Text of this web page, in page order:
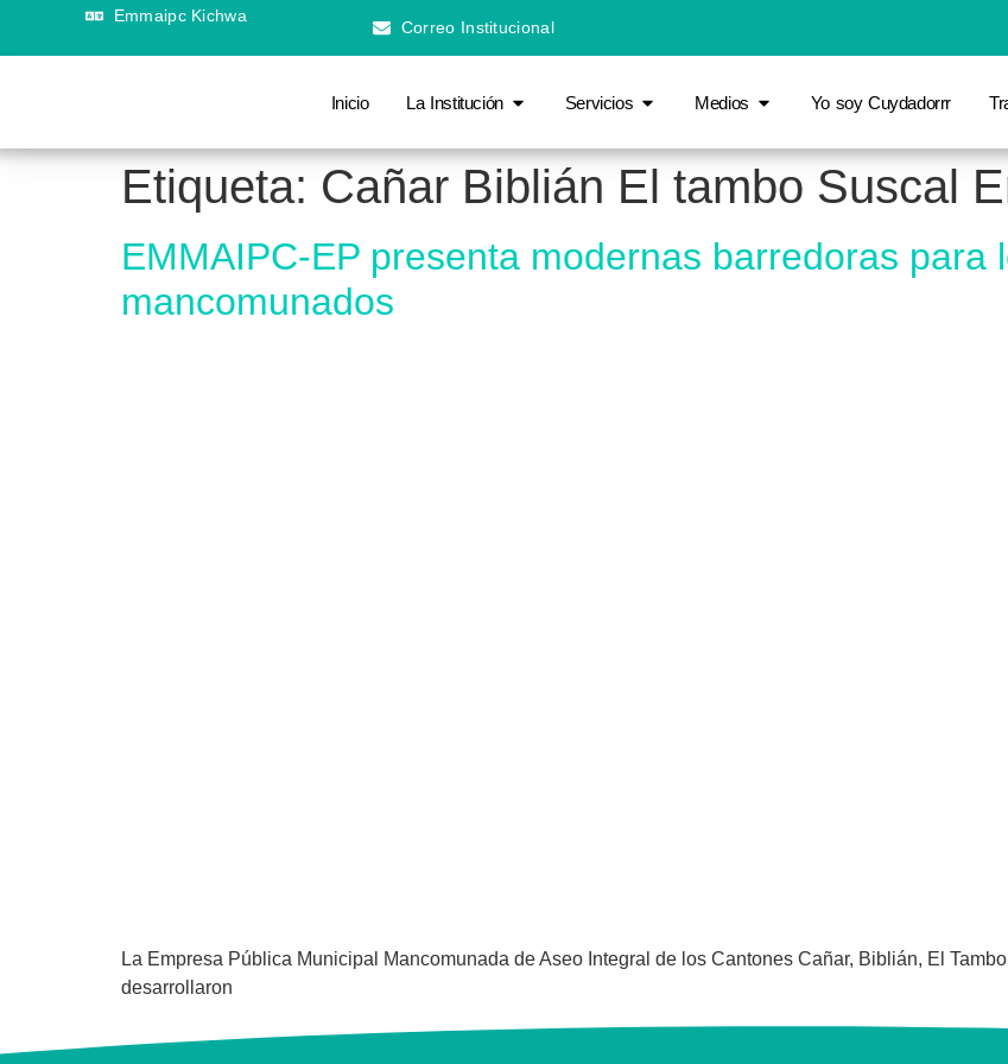
Emmaipc Kichwa
Correo Institucional
Inicio La Institución Servicios Medios Yo soy Cuydadorrr
Etiqueta: Cañar Biblián El tambo Suscal
EMMAIPC-EP presenta modernas barredoras para
mancomunados
La Empresa Pública Municipal Mancomunada de Aseo Integral de los Cantones Cañar, Biblián, El
desarrollaron